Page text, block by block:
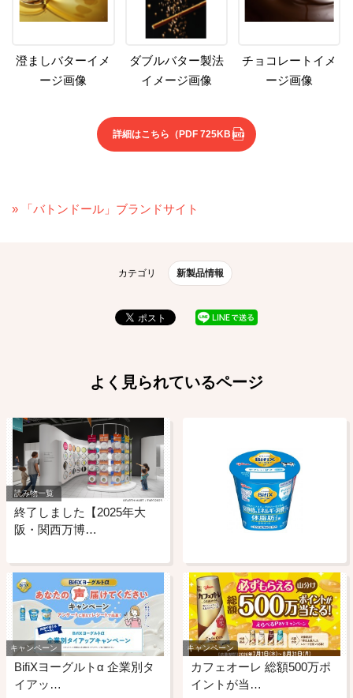
澄ましバターイメ
ージ画像
ダブルバター製法
イメージ画像
チョコレートイメ
ージ画像
詳細はこちら （PDF 725KB）
» 「バトンドール」ブランドサイト
カテゴリ 新製品情報
よく見られているページ
読み物一覧
終了しました【2025年大
阪・関西万博…
キャンペーン
BifiXヨーグルトα 企業別タ
イアッ…
キャンペーン
カフェオーレ 総額500万ポ
イントが当…